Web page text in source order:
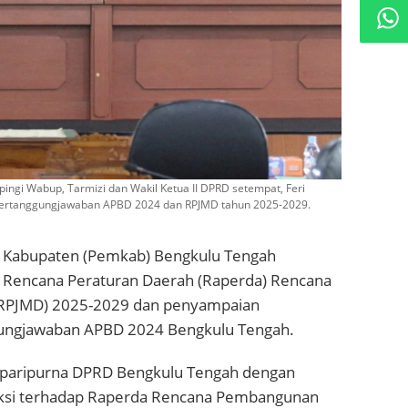
Wabup, Tarmizi dan Wakil Ketua II DPRD setempat, Feri
APBD 2024 dan RPJMD tahun 2025-2029.
(Pemkab) Bengkulu Tengah
Peraturan Daerah (Raperda) Rencana
2025-2029 dan penyampaian
APBD 2024 Bengkulu Tengah.
DPRD Bengkulu Tengah dengan
terhadap Raperda Rencana Pembangunan